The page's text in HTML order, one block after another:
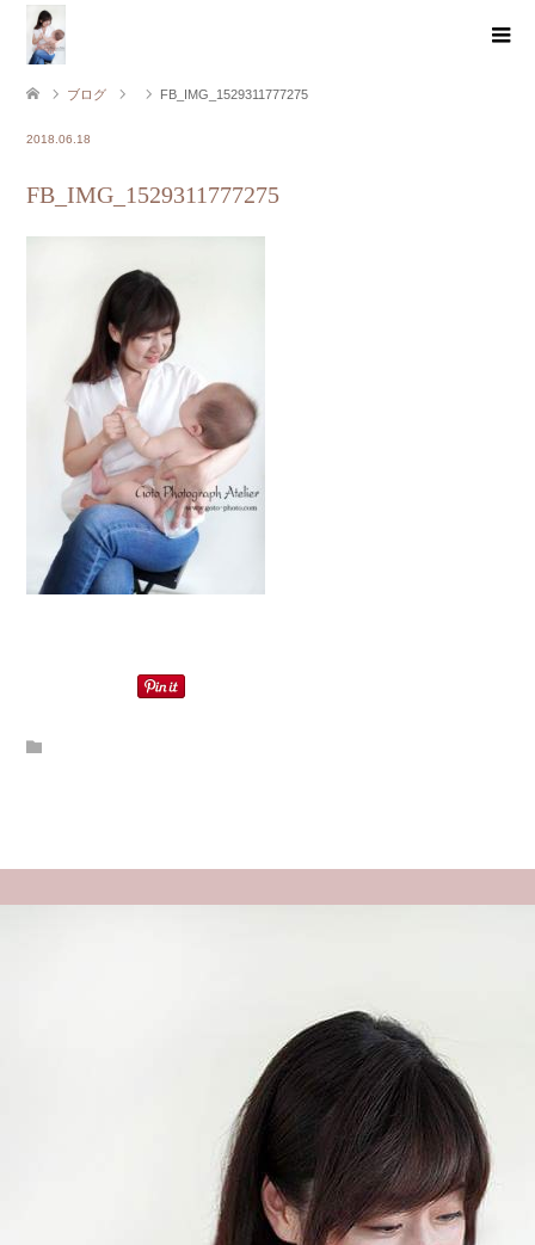
ブログ FB_IMG_1529311777275
2018.06.18
FB_IMG_1529311777275